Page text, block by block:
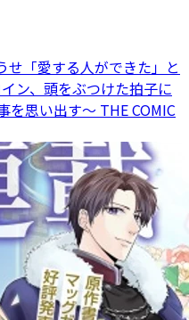
せ「愛する人ができた」と
ン、頭をぶつけた拍子に
を思い出す～ THE COMIC